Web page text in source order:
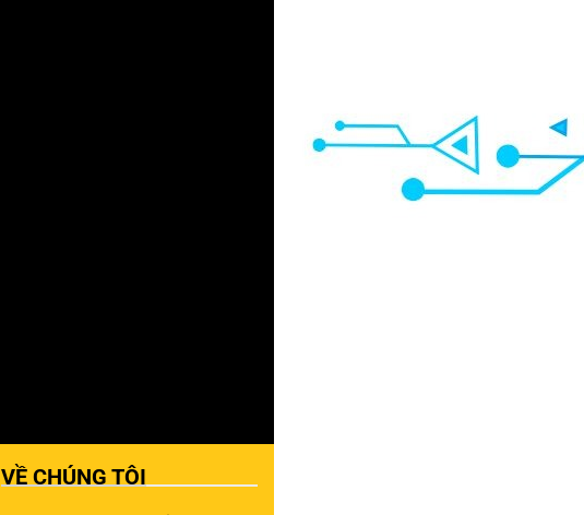
VỀ CHÚNG TÔI